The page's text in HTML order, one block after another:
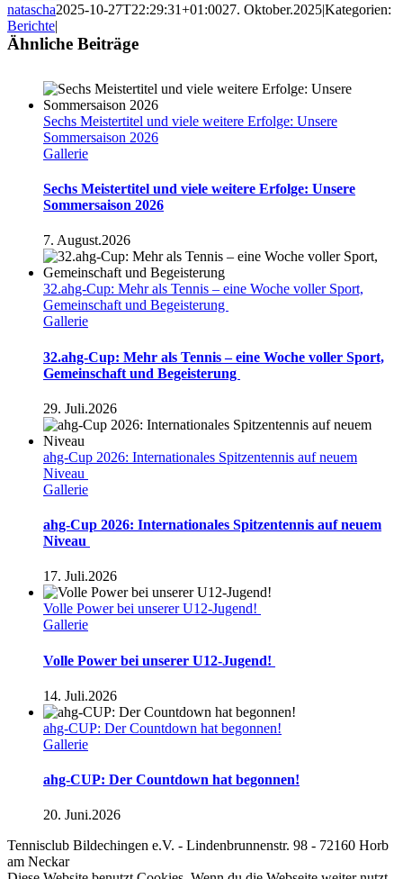
natascha2025-10-27T22:29:31+01:0027. Oktober.2025|Kategorien:
Berichte|
Ähnliche Beiträge
Sechs Meistertitel und viele weitere Erfolge: Unsere
Sommersaison 2026
Gallerie
Sechs Meistertitel und viele weitere Erfolge: Unsere
Sommersaison 2026
7. August.2026
32.ahg-Cup: Mehr als Tennis – eine Woche voller Sport,
Gemeinschaft und Begeisterung
Gallerie
32.ahg-Cup: Mehr als Tennis – eine Woche voller Sport,
Gemeinschaft und Begeisterung
29. Juli.2026
ahg-Cup 2026: Internationales Spitzentennis auf neuem
Niveau
Gallerie
ahg-Cup 2026: Internationales Spitzentennis auf neuem
Niveau
17. Juli.2026
Volle Power bei unserer U12-Jugend!
Gallerie
Volle Power bei unserer U12-Jugend!
14. Juli.2026
ahg-CUP: Der Countdown hat begonnen!
Gallerie
ahg-CUP: Der Countdown hat begonnen!
20. Juni.2026
Tennisclub Bildechingen e.V. - Lindenbrunnenstr. 98 - 72160 Horb
am Neckar